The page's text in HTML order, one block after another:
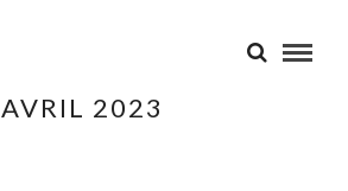
AVRIL 2023